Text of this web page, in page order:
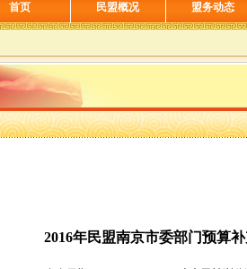
首页 民盟概况 盟务动态
2016年民盟南京市委部门预算